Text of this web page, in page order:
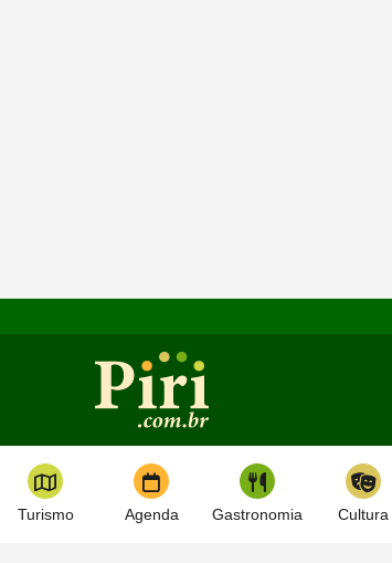
Turismo Agenda Gastronomia Cultura